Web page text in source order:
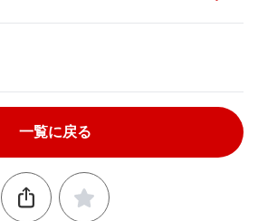
一覧に戻る